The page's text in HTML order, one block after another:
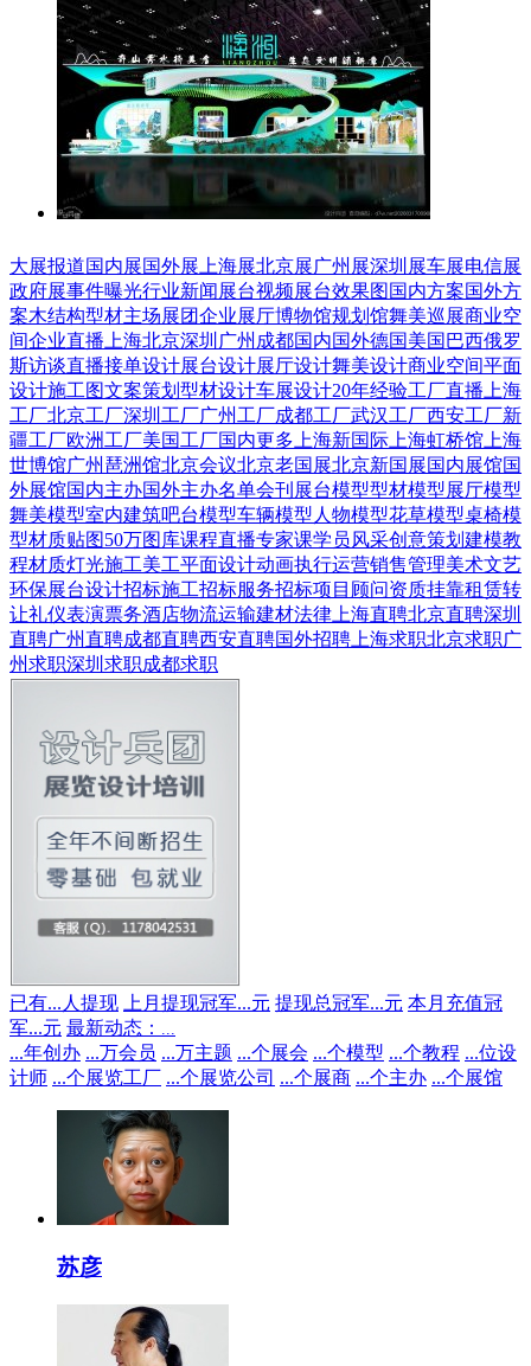
大展报道国内展国外展 上海展北京展广州展深圳展车展电信展
政府展事件曝光行业新闻 展台视频展台效果图 国内方案国外方
案木结构型材主场展团企业展厅博物馆规划馆舞美巡展商业空
间企业直播 上海北京深圳 广州 成都国内国外德国美国 巴西俄罗
斯访谈直播接单设计展台设计展厅设计舞美设计商业空间平面
设计施工图文案策划 型材设计车展设计20年经验工厂直播 上海
工厂北京工厂深圳工厂广州工厂成都工厂武汉工厂西安工厂新
疆工厂欧洲工厂美国工厂国内更多 上海新国际 上海虹桥馆 上海
世博馆广州琶洲馆北京会议北京老国展北京新国展国内展馆国
外展馆国内主办国外主办名单会刊 展台模型型材模型展厅模型
舞美模型室内建筑吧台模型车辆模型 人物模型花草模型桌椅模
型材质贴图50万图库课程直播专家课学员风采创意策划 建模教
程材质灯光施工美工平面设计动画执行运营销售管理美术文艺
环保展台设计招标施工招标服务招标项目顾问资质挂靠租赁转
让礼仪表演票务酒店物流运输建材法律 上海直聘北京直聘深圳
直聘广州直聘成都直聘西安直聘国外招聘 上海求职北京求职广
州求职深圳求职成都求职
已有... 人提现 上月提现冠军...元 提现总冠军...元 本月充值冠
军...元 最新动态：
...年创办 ...万会员 ...万主题 ...个展会 ...个模型 ...个教程 ...位设
计师 ...个展览工厂 ...个展览公司 ...个展商 ...个主办 ...个展馆
苏彦